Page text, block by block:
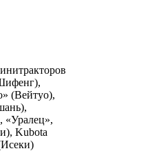
(Вейтуо),
«Уралец»,
Kubota